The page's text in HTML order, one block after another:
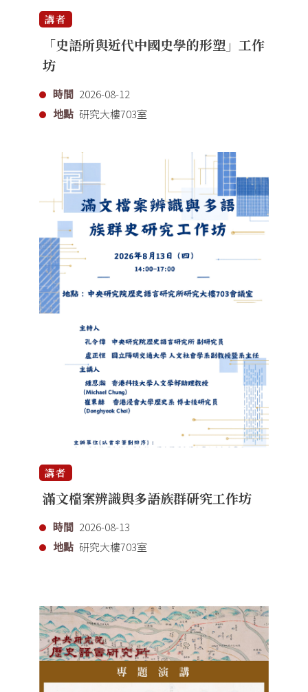
講者
「史語所與近代中國史學的形塑」工作
坊
時間 2026-08-12
地點 研究大樓703室
講者
滿文檔案辨識與多語族群研究工作坊
時間 2026-08-13
地點 研究大樓703室